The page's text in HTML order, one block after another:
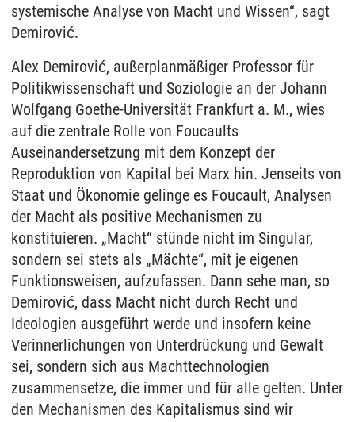
systemische Analyse von Macht und Wissen“, sagt
Demirović.
Alex Demirović, außerplanmäßiger Professor für
Politikwissenschaft und Soziologie an der Johann
Wolfgang Goethe-Universität Frankfurt a. M., wies
auf die zentrale Rolle von Foucaults
Auseinandersetzung mit dem Konzept der
Reproduktion von Kapital bei Marx hin. Jenseits von
Staat und Ökonomie gelinge es Foucault, Analysen
der Macht als positive Mechanismen zu
konstituieren. „Macht“ stünde nicht im Singular,
sondern sei stets als „Mächte“, mit je eigenen
Funktionsweisen, aufzufassen. Dann sehe man, so
Demirović, dass Macht nicht durch Recht und
Ideologien ausgeführt werde und insofern keine
Verinnerlichungen von Unterdrückung und Gewalt
sei, sondern sich aus Machttechnologien
zusammensetze, die immer und für alle gelten. Unter
den Mechanismen des Kapitalismus sind wir